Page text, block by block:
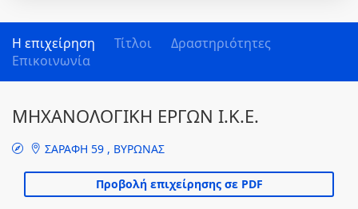
Η επιχείρηση Τίτλοι
Δραστηριότητες
Επικοινωνία
ΜΗΧΑΝΟΛΟΓΙΚΗ ΕΡΓΩΝ Ι.Κ.Ε.
ΣΑΡΑΦΗ 59 , ΒΥΡΩΝΑΣ